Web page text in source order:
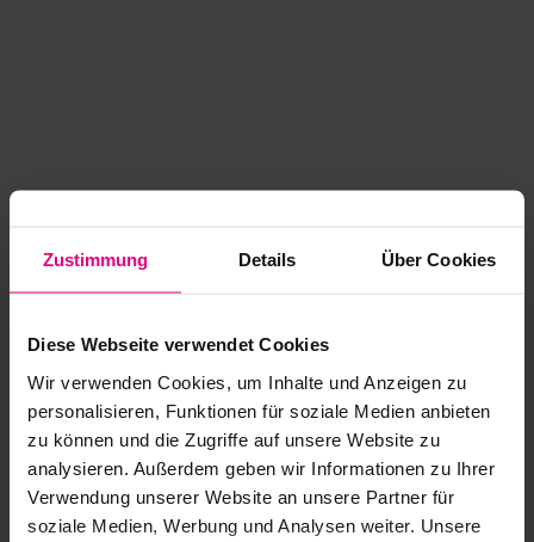
Zustimmung Details Über Cookies
Diese Webseite verwendet Cookies
Wir verwenden Cookies, um Inhalte und Anzeigen zu
personalisieren, Funktionen für soziale Medien anbieten
zu können und die Zugriffe auf unsere Website zu
analysieren. Außerdem geben wir Informationen zu Ihrer
Verwendung unserer Website an unsere Partner für
soziale Medien, Werbung und Analysen weiter. Unsere
Application error: a client-side exception has occurred
loading www.kurzwego.de (see the browser console for more